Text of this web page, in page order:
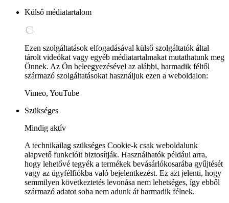
Külső médiatartalom
Ezen szolgáltatások elfogadásával külső szolgáltatók által
tárolt videókat vagy egyéb médiatartalmakat mutathatunk meg
Önnek. Az Ön beleegyezésével az alábbi, harmadik féltől
származó szolgáltatásokat használjuk ezen a weboldalon:
Vimeo, YouTube
Szükséges
Mindig aktív
A technikailag szükséges Cookie-k csak weboldalunk
alapvető funkcióit biztosítják. Használhatók például arra,
hogy lehetővé tegyék a termékek bevásárlókosarába gyűjtését
vagy az ügyfélfiókba való bejelentkezést. Ez azt jelenti, hogy
semmilyen következtetés levonása nem lehetséges, így ebből
származó adatot soha nem adunk át harmadik félnek.